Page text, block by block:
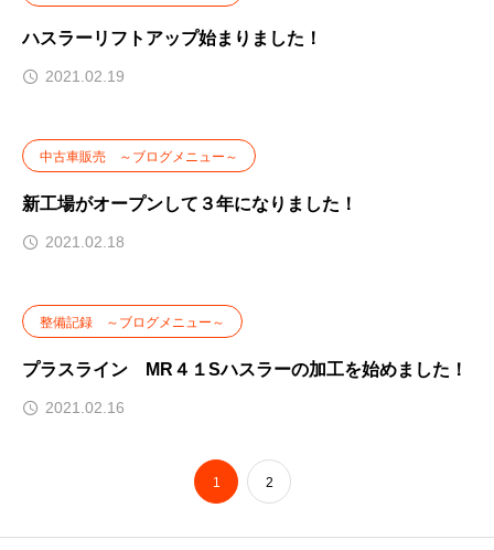
ハスラーリフトアップ始まりました！
2021.02.19
中古車販売 ～ブログメニュー～
新工場がオープンして３年になりました！
2021.02.18
整備記録 ～ブログメニュー～
プラスライン MR４１Sハスラーの加工を始めました！
2021.02.16
1 2